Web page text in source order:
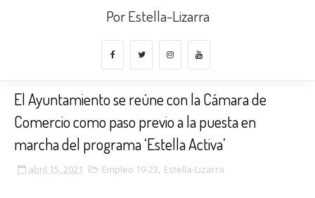
Por Estella-Lizarra
El Ayuntamiento se reúne con la Cámara de
Comercio como paso previo a la puesta en
marcha del programa ‘Estella Activa’
abril 15, 2021 Empleo 19-23, Estella-Lizarra